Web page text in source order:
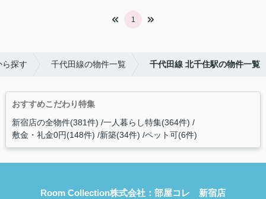
1
ら探す 千代田線の物件一覧 千代田線 北千住駅の物件一覧
おすすめこだわり特集
新宿店の全物件(381件) 一人暮らし特集(364件)
敷金・礼金0円(148件) 新築(34件) ペット可(6件)
Room Collection株式会社：部屋コレ 新宿店